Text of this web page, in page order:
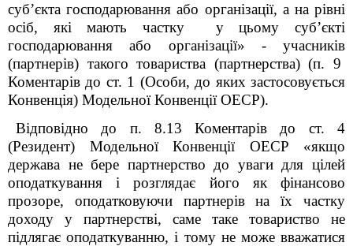
субʼєкта господарювання або організації, а на рівні
осіб, які мають частку у цьому субʼєкті
господарювання або організації» - учасників
(партнерів) такого товариства (партнерства) (п. 9
Коментарів до ст. 1 (Особи, до яких застосовується
Конвенція) Модельної Конвенції ОЕСР).
Відповідно до п. 8.13 Коментарів до ст. 4
(Резидент) Модельної Конвенції ОЕСР «якщо
держава не бере партнерство до уваги для цілей
оподаткування і розглядає його як фінансово
прозоре, оподатковуючи партнерів на їх частку
доходу у партнерстві, саме таке товариство не
підлягає оподаткуванню, і тому не може вважатися